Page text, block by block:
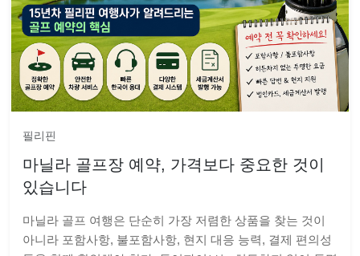
필리핀
마닐라 골프장 예약, 가격보다 중요한 것이
있습니다
마닐라 골프 여행은 단순히 가장 저렴한 상품을 찾는 것이
아니라 포함사항, 불포함사항, 현지 대응 능력, 결제 편의성